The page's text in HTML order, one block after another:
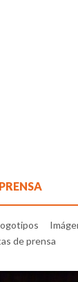
PRENSA
de prensa